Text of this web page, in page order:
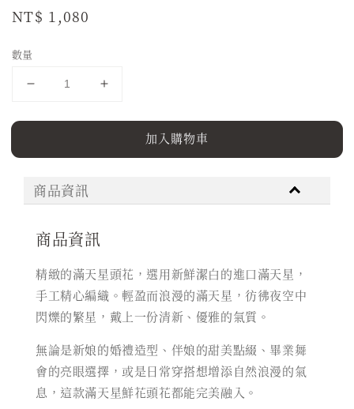
Regular
NT$ 1,080
數量
加入購物車
商品資訊
商品資訊
精緻的滿天星頭花，選用新鮮潔白的進口滿天星，
手工精心編織。輕盈而浪漫的滿天星，彷彿夜空中
閃爍的繁星，戴上一份清新、優雅的氣質。
無論是新娘的婚禮造型、伴娘的甜美點綴、畢業舞
會的亮眼選擇，或是日常穿搭想增添自然浪漫的氣
息，這款滿天星鮮花頭花都能完美融入。